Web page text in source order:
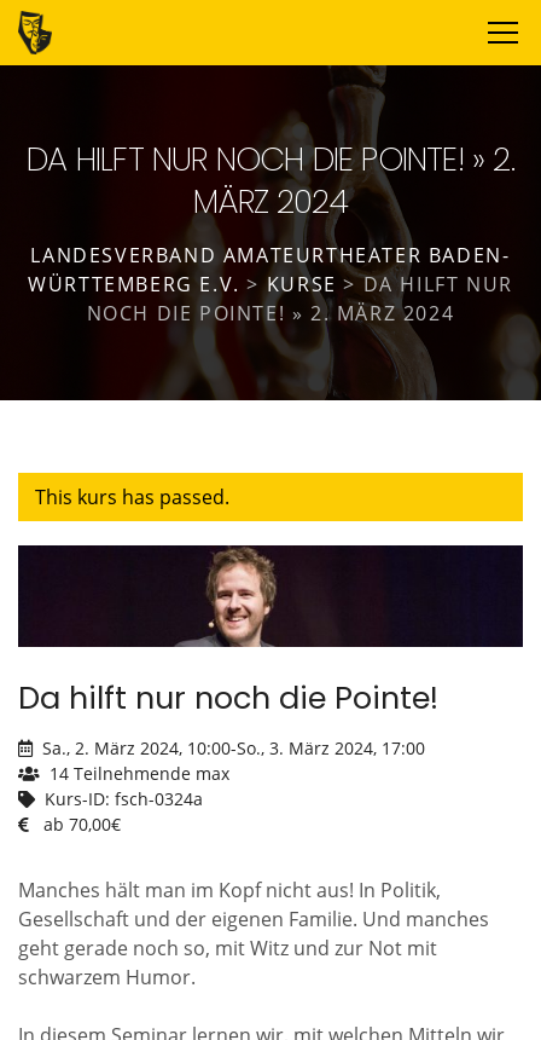
DA HILFT NUR NOCH DIE POINTE! » 2.
MÄRZ 2024
LANDESVERBAND AMATEURTHEATER BADEN-
WÜRTTEMBERG E.V. > KURSE >DA HILFT NUR
NOCH DIE POINTE! » 2. MÄRZ 2024
This kurs has passed.
Da hilft nur noch die Pointe!
Sa., 2. März 2024, 10:00-So., 3. März 2024, 17:00
14 Teilnehmende max
Kurs-ID: fsch-0324a
ab 70,00€
Manches hält man im Kopf nicht aus! In Politik,
Gesellschaft und der eigenen Familie. Und manches
geht gerade noch so, mit Witz und zur Not mit
schwarzem Humor.
In diesem Seminar lernen wir, mit welchen Mitteln wir